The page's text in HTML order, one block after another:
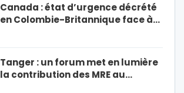
Canada : état d’urgence décrété
en Colombie-Britannique face à…
Tanger : un forum met en lumière
la contribution des MRE au…